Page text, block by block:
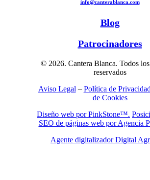
info@canterablanca.com
Blog
Patrocinadores
© 2026. Cantera Blanca. Todos
reservados
Aviso Legal– Política de
de Cookies
Diseño web por PinkStone™.
SEO de páginas web por Agencia
Agente digitalizador Digital